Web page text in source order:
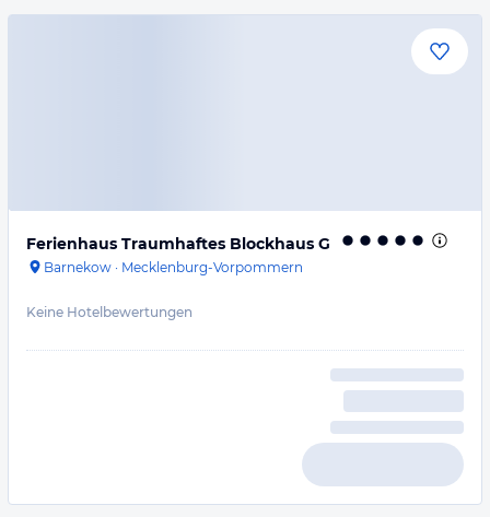
Ferienhaus Traumhaftes Blockhaus G
Barnekow · Mecklenburg-Vorpommern
Keine Hotelbewertungen